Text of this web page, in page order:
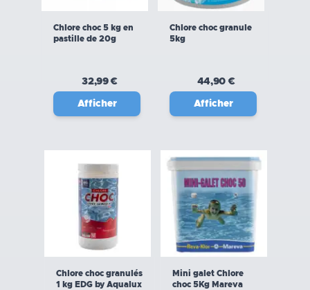
Chlore choc 5 kg en
pastille de 20g
32,99 €
Afficher
Chlore choc granule
5kg
44,90 €
Afficher
Chlore choc granulés
1 kg EDG by Aqualux
Mini galet Chlore
choc 5Kg Mareva